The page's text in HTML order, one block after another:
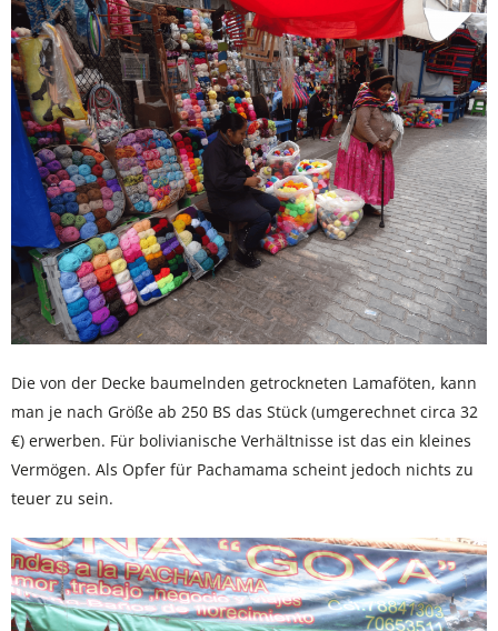
Die von der Decke baumelnden getrockneten Lamaföten, kann
man je nach Größe ab 250 BS das Stück (umgerechnet circa 32
€) erwerben. Für bolivianische Verhältnisse ist das ein kleines
Vermögen. Als Opfer für Pachamama scheint jedoch nichts zu
teuer zu sein.